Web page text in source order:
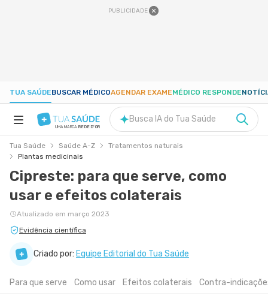
PUBLICIDADE
TUA SAÚDEBUSCAR MÉDICOAGENDAR EXAMEMÉDICO RESPONDE
SAÚDE A-Z
NUTRIÇÃO
GRAVIDEZ
BEM-ESTAR
UMA MARCA REDE D'OR
Busca IA do Tua Saúde
Tua Saúde Saúde A-Z
Tratamentos naturais
Plantas medicinais
Cipreste: para que serve, como
usar e efeitos colaterais
Atualizado em março 2023
Evidência científica
Criado por: Equipe Editorial do Tua Saúde
Para que serve Como usar Efeitos colaterais Contra-